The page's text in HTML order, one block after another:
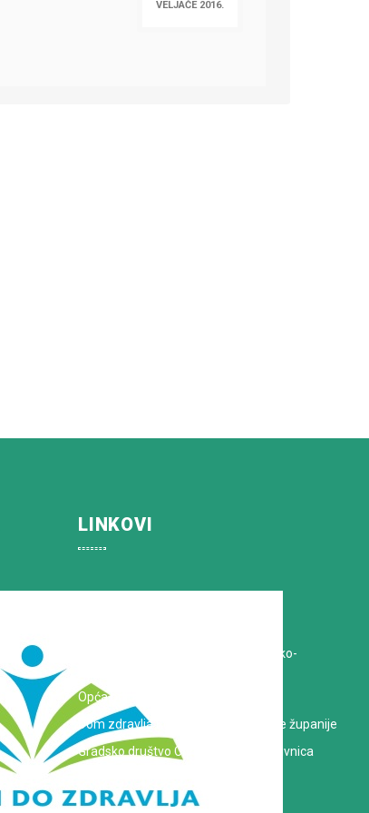
VELJAČE 2016.
LINKOVI
Zavod za javno zdravstvo Koprivničko-
Opća bolnica dr. Tomislav Bardek
Dom zdravlja Koprivničko-križevačke županije
Gradsko društvo Crvenog križa Koprivnica